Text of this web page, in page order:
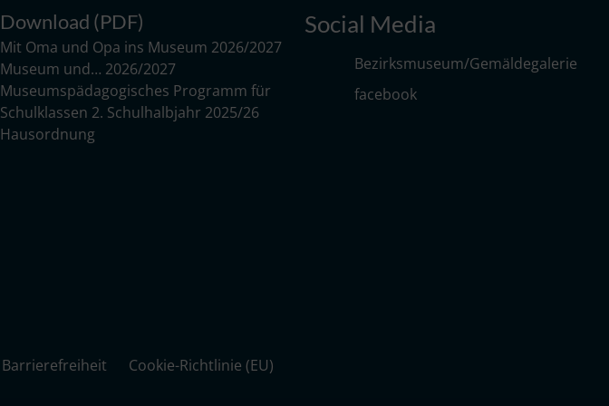
Download (PDF)
Mit Oma und Opa ins Museum 2026/2027
Museum und… 2026/2027
Museumspädagogisches Programm für
Schulklassen 2. Schulhalbjahr 2025/26
Hausordnung
Social Media
Bezirksmuseum/Gemäldegalerie
facebook
Barrierefreiheit Cookie-Richtlinie (EU)